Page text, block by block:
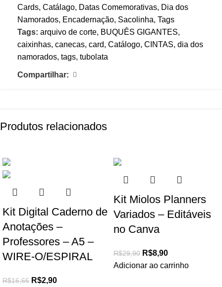
Cards, Catálago, Datas Comemorativas, Dia dos
Namorados, Encadernação, Sacolinha, Tags
Tags: arquivo de corte, BUQUÊS GIGANTES,
caixinhas, canecas, card, Catálogo, CINTAS, dia dos
namorados, tags, tubolata
Compartilhar:
Produtos relacionados
Kit Digital Caderno de
Anotações –
Professores – A5 –
WIRE-O/ESPIRAL
R$16,66 R$2,90
Kit Miolos Planners
Variados – Editáveis
no Canva
R$29,90 R$8,90
Adicionar ao carrinho